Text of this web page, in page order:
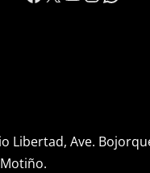
Libertad, Ave.